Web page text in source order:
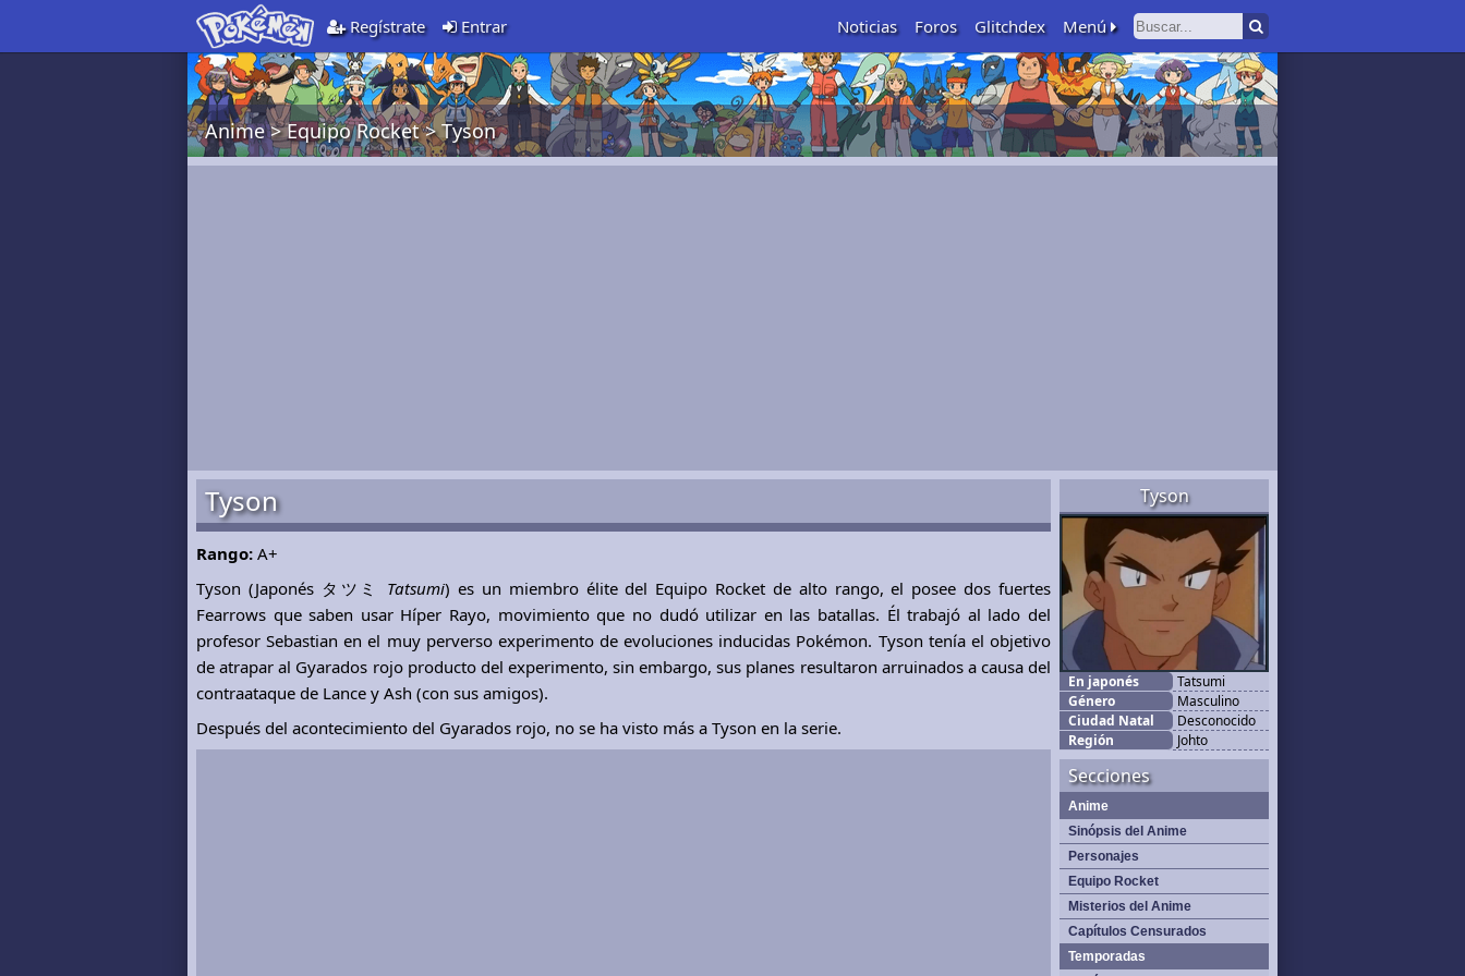
Regístrate Entrar Noticias Foros Glitchdex Menú
Anime>Equipo Rocket>Tyson
Tyson
En japonés
Tatsumi
Género
Masculino
Ciudad Natal
Desconocido
Región
Johto
Secciones
Anime
Sinópsis del Anime
Personajes
Equipo Rocket
Misterios del Anime
Capítulos Censurados
Temporadas
Tyson
Rango: A+
Tyson (Japonés タツミ Tatsumi) es un miembro élite del Equipo Rocket de alto rango, el posee dos fuertes
Fearrows que saben usar Híper Rayo, movimiento que no dudó utilizar en las batallas. Él trabajó al lado del
profesor Sebastian en el muy perverso experimento de evoluciones inducidas Pokémon. Tyson tenía el objetivo
de atrapar al Gyarados rojo producto del experimento, sin embargo, sus planes resultaron arruinados a causa del
contraataque de Lance y Ash (con sus amigos).
Después del acontecimiento del Gyarados rojo, no se ha visto más a Tyson en la serie.